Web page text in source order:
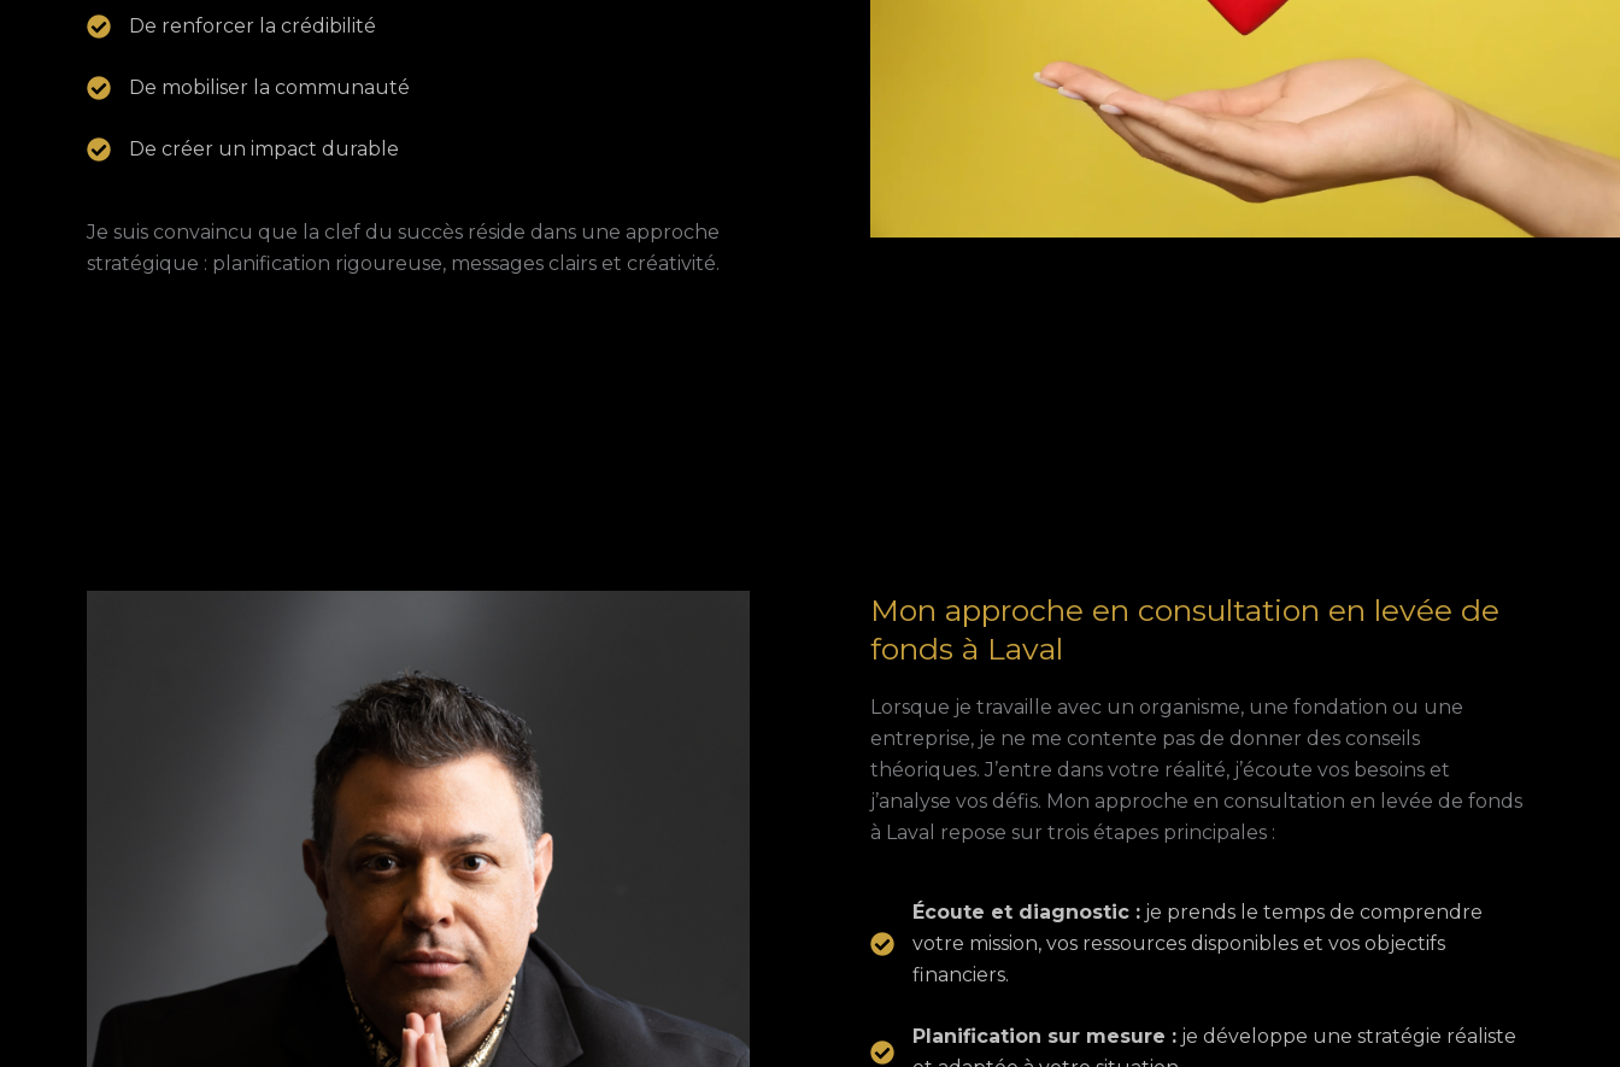
De renforcer la crédibilité
De mobiliser la communauté
De créer un impact durable
Je suis convaincu que la clef du succès réside dans une approche
stratégique : planification rigoureuse, messages clairs et créativité.
Mon approche en consultation en levée de
fonds à Laval
Lorsque je travaille avec un organisme, une fondation ou une
entreprise, je ne me contente pas de donner des conseils
théoriques. J’entre dans votre réalité, j’écoute vos besoins et
j’analyse vos défis. Mon approche en consultation en levée de fonds
à Laval repose sur trois étapes principales :
Écoute et diagnostic : je prends le temps de comprendre
votre mission, vos ressources disponibles et vos objectifs
financiers.
Planification sur mesure : je développe une stratégie réaliste